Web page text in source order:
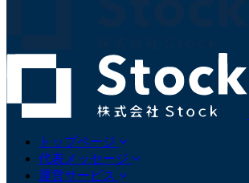
トップページ
代表メッセージ
運営サービス